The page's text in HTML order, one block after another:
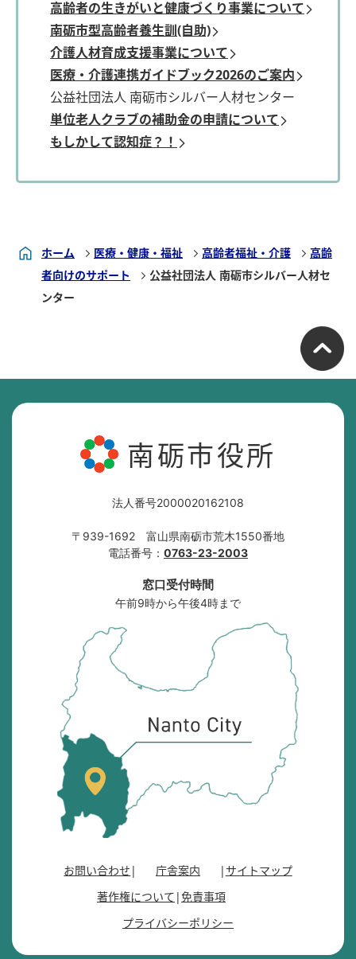
高齢者の生きがいと健康づくり事業について
南砺市型高齢者養生訓(自助)
介護人材育成支援事業について
医療・介護連携ガイドブック2026のご案内
公益社団法人 南砺市シルバー人材センター
単位老人クラブの補助金の申請について
もしかして認知症？！
ホーム 医療・健康・福祉 高齢者福祉・介護
高齢
者向けのサポート
公益社団法人 南砺市シルバー人材セ
ンター
南砺市役所
法人番号2000020162108
〒939-1692 富山県南砺市荒木1550番地
電話番号： 0763-23-2003
窓口受付時間
午前9時から午後4時まで
位
置
を
記
し
た
地
。
富
お問い合わせ 庁舎案内
サイトマップ
著作権について 免責事項
プライバシーポリシー